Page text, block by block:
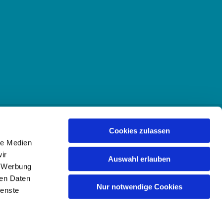
Medien
Daten
Cookies zulassen
Auswahl erlauben
Nur notwendige Cookies